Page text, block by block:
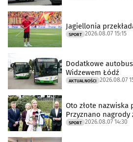
Jagiellonia
SPORT 2026.08.07 15:15
Dodatkowe
Widzewem Łódź
AKTUALNOŚCI 2026.08.07
Oto złote
Przyznano nagrody
SPORT 2026.08.07 14:30